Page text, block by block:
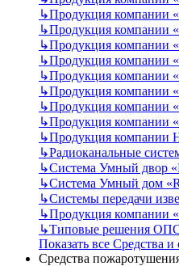
↳Продукция компании
↳Продукция компании
↳Продукция компании
↳Продукция компании
↳Продукция компании
↳Продукция компании
↳Продукция компании
↳Продукция компании
↳Продукция компании
↳Радиоканальные
↳Система Умный двор
↳Система Умный дом
↳Системы передачи
↳Продукция компании
↳Типовые решения
Показать все Средства
Средства